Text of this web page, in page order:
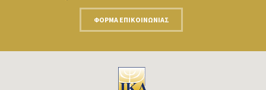
ΦΌΡΜΑ ΕΠΙΚΟΙΝΩΝΊΑΣ